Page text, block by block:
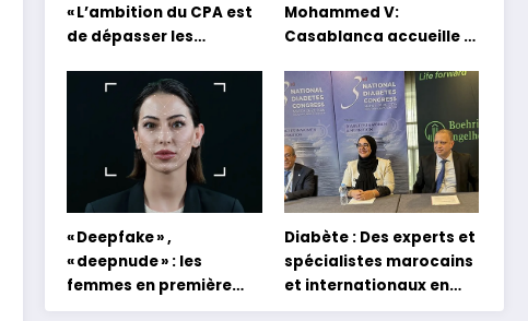
« L’ambition du CPA est
de dépasser les
et académiques de
formation en
s’appuyant sur le
partage des
expériences »
Mohammed V:
Casablanca accueille la
concert holographique
d’Abdel Halim Hafez
« Deepfake » ,
« deepnude » : les
femmes en première
ligne face aux dangers
Diabète : Des experts et
spécialistes marocains
et internationaux en
conclave à Tanger